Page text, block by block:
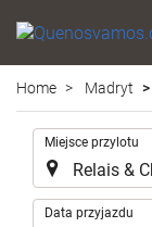
Home Madryt
Miejsce przylotu
Data przyjazdu